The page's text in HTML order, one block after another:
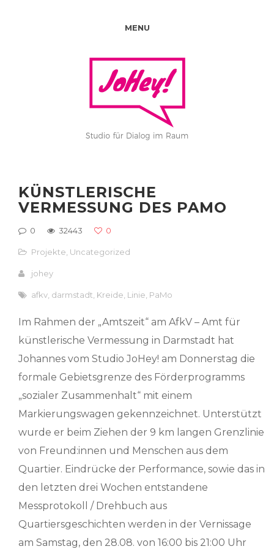
MENU
KÜNSTLERISCHE
VERMESSUNG DES PAMO
0 32443 0
Projekte Uncategorized
johey
afkv darmstadt Kreide Linie PaMo
Im Rahmen der „Amtszeit“ am AfkV – Amt für
künstlerische Vermessung in Darmstadt hat
Johannes vom Studio JoHey! am Donnerstag die
formale Gebietsgrenze des Förderprogramms
„sozialer Zusammenhalt“ mit einem
Markierungswagen gekennzeichnet. Unterstützt
wurde er beim Ziehen der 9 km langen Grenzlinie
von Freund:innen und Menschen aus dem
Quartier. Eindrücke der Performance, sowie das in
den letzten drei Wochen entstandene
Messprotokoll / Drehbuch aus
Quartiersgeschichten werden in der Vernissage
am Samstag, den 28.08. von 16:00 bis 21:00 Uhr